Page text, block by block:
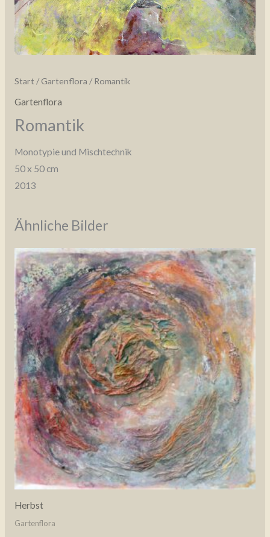
Start / Gartenflora / Romantik
Gartenflora
Romantik
Monotypie und Mischtechnik
50 x 50 cm
2013
Ähnliche Bilder
Herbst
Gartenflora